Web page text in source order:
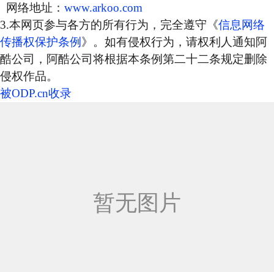
网络地址： www.arkoo.com
3.本网页参与各方的所有行为，完全遵守《信息网络
传播权保护条例》。如有侵权行为，请权利人通知阿
酷公司，阿酷公司将根据本条例第二十二条规定删除
侵权作品。
被ODP.cn收录